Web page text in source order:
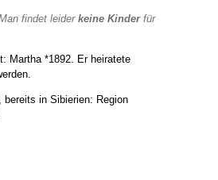
findet leider keine Kinderfür
Martha *1892. Er heiratete
bereits in Sibierien: Region